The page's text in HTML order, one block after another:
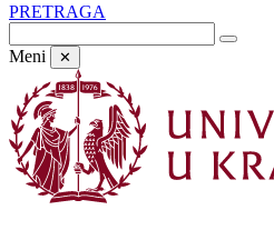
PRETRAGA
Meni ✕